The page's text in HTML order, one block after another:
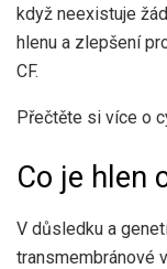
když neexistuje
hlenu a zlepšení
CF.
Přečtěte si více o
Co je hlen
V důsledku a
transmembránové